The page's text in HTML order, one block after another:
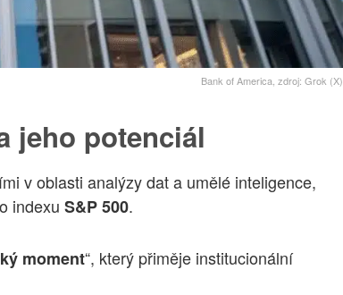
Bank of America, zdroj: Grok (X)
jeho potenciál
v oblasti analýzy dat a umělé inteligence,
indexu S&P 500.
moment“, který přiměje institucionální